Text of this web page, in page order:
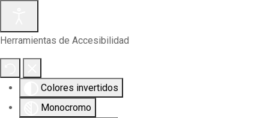
Herramientas de Accesibilidad
Colores invertidos
Monocromo